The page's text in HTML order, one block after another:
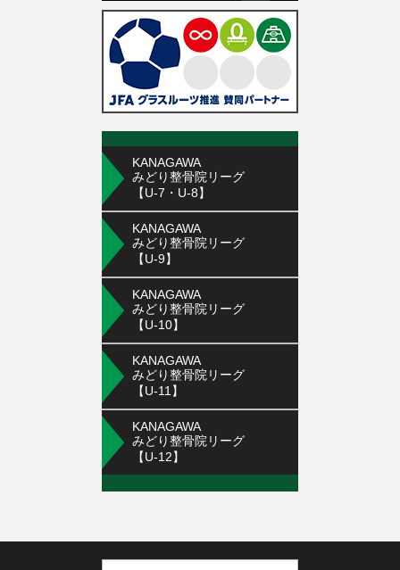
KANAGAWA
みどり整骨院リーグ
【U-7・U-8】
KANAGAWA
みどり整骨院リーグ
【U-9】
KANAGAWA
みどり整骨院リーグ
【U-10】
KANAGAWA
みどり整骨院リーグ
【U-11】
KANAGAWA
みどり整骨院リーグ
【U-12】